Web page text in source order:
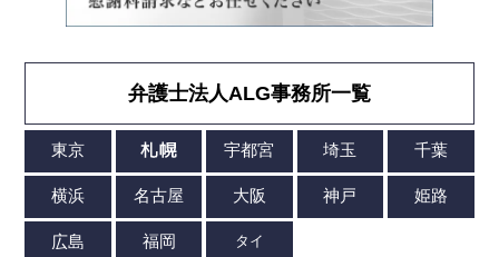
弁護士法人ALG事務所一覧